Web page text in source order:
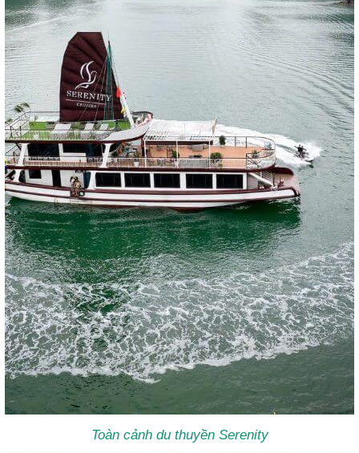
Toàn cảnh du thuyền Serenity